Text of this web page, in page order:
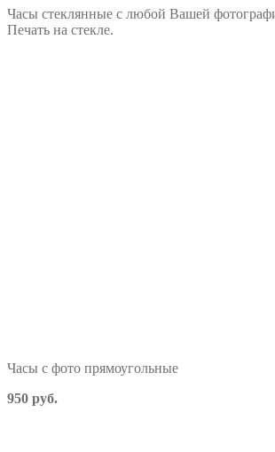
Часы стеклянные с любой Вашей
Печать на стекле.
Часы с фото прямоугольные
950 руб.